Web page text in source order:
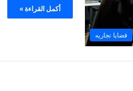
قضايا تجاريه
أكمل القراءة »